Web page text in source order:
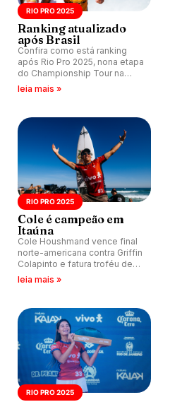
RIO PRO 2025
Ranking atualizado
após Brasil
Confira como está ranking
após Rio Pro 2025, nona etapa
do Championship Tour na
temporada, realizada em
leia mais »
RIO PRO 2025
Cole é campeão em
Itaúna
Cole Houshmand vence final
norte-americana contra Griffin
Colapinto e fatura troféu de
campeão do Rio Pro 2025.
leia mais »
RIO PRO 2025